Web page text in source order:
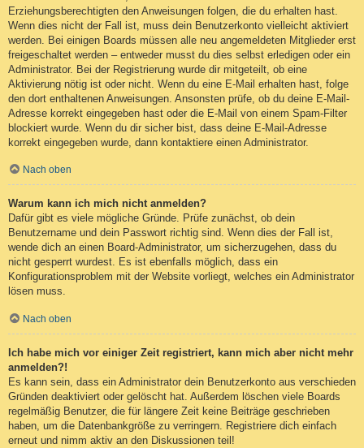
Erziehungsberechtigten den Anweisungen folgen, die du erhalten hast.
Wenn dies nicht der Fall ist, muss dein Benutzerkonto vielleicht aktiviert
werden. Bei einigen Boards müssen alle neu angemeldeten Mitglieder erst
freigeschaltet werden – entweder musst du dies selbst erledigen oder ein
Administrator. Bei der Registrierung wurde dir mitgeteilt, ob eine
Aktivierung nötig ist oder nicht. Wenn du eine E-Mail erhalten hast, folge
den dort enthaltenen Anweisungen. Ansonsten prüfe, ob du deine E-Mail-
Adresse korrekt eingegeben hast oder die E-Mail von einem Spam-Filter
blockiert wurde. Wenn du dir sicher bist, dass deine E-Mail-Adresse
korrekt eingegeben wurde, dann kontaktiere einen Administrator.
Nach oben
Warum kann ich mich nicht anmelden?
Dafür gibt es viele mögliche Gründe. Prüfe zunächst, ob dein
Benutzername und dein Passwort richtig sind. Wenn dies der Fall ist,
wende dich an einen Board-Administrator, um sicherzugehen, dass du
nicht gesperrt wurdest. Es ist ebenfalls möglich, dass ein
Konfigurationsproblem mit der Website vorliegt, welches ein Administrator
lösen muss.
Nach oben
Ich habe mich vor einiger Zeit registriert, kann mich aber nicht mehr
anmelden?!
Es kann sein, dass ein Administrator dein Benutzerkonto aus verschieden
Gründen deaktiviert oder gelöscht hat. Außerdem löschen viele Boards
regelmäßig Benutzer, die für längere Zeit keine Beiträge geschrieben
haben, um die Datenbankgröße zu verringern. Registriere dich einfach
erneut und nimm aktiv an den Diskussionen teil!